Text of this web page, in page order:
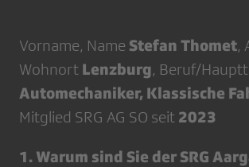
Vorname, Name Stefan Thomet,
Wohnort Lenzburg, Beruf/
Automechaniker, Klassische
Mitglied SRG AG SO seit 2023
1. Warum sind Sie der SRG